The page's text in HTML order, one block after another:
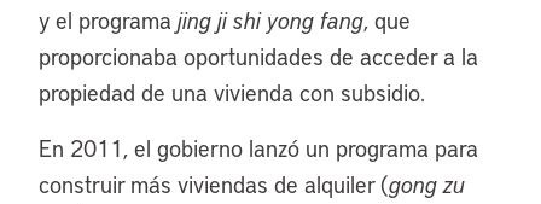
y el programa jing ji shi yong fang, que
proporcionaba oportunidades de acceder a la
propiedad de una vivienda con subsidio.
En 2011, el gobierno lanzó un programa para
construir más viviendas de alquiler (gong zu